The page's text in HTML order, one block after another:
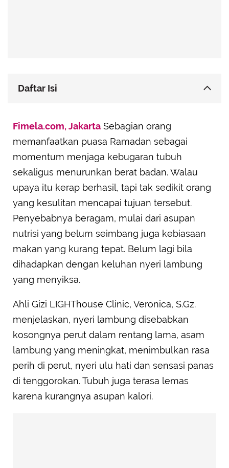
Daftar Isi
Menu Sehat untuk Sahur dan Berbuka
• Menu Sahur
• Menu Berbuka
Hindari Makanan Tertentu
Cukupi Kebutuhan Cairan dan Olahraga Ringan
Istirahat yang Cukup
Peringatan Penting
Fimela.com, Jakarta Sebagian orang
memanfaatkan puasa Ramadan sebagai
momentum menjaga kebugaran tubuh
sekaligus menurunkan berat badan. Walau
upaya itu kerap berhasil, tapi tak sedikit orang
yang kesulitan mencapai tujuan tersebut.
Penyebabnya beragam, mulai dari asupan
nutrisi yang belum seimbang juga kebiasaan
makan yang kurang tepat. Belum lagi bila
dihadapkan dengan keluhan nyeri lambung
yang menyiksa.
Ahli Gizi LIGHThouse Clinic, Veronica, S.Gz.
menjelaskan, nyeri lambung disebabkan
kosongnya perut dalam rentang lama, asam
lambung yang meningkat, menimbulkan rasa
perih di perut, nyeri ulu hati dan sensasi panas
di tenggorokan. Tubuh juga terasa lemas
karena kurangnya asupan kalori.